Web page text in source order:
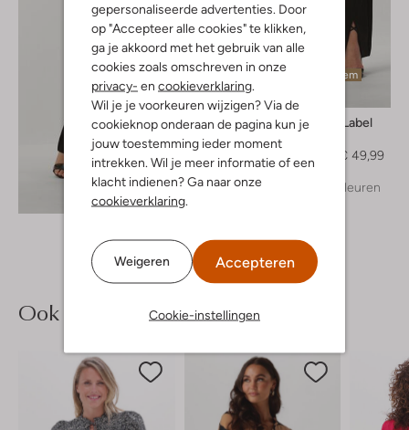
gepersonaliseerde advertenties. Door
op "Accepteer alle cookies" te klikken,
ga je akkoord met het gebruik van alle
cookies zoals omschreven in onze
privacy- en cookieverklaring
Wil je je voorkeuren wijzigen? Via de
cookieknop onderaan de pagina kun je
jouw toestemming ieder moment
intrekken. Wil je meer informatie of een
klacht indienen? Ga naar onze
cookieverklaring
Weigeren Accepteren
Cookie-instellingen
Ontdek de look
Laatste item
Another Label
€ 49,99
+ meer kleuren
Ook iets voor jou?